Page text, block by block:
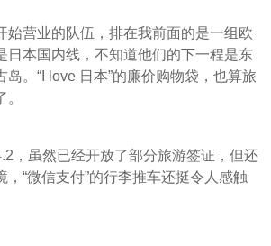
始营业的队伍，排在我前面的是一组欧
日本国内线，不知道他们的下一程是东
。“I love 日本”的廉价购物袋，也算旅
，虽然已经开放了部分旅游签证，但还
，“微信支付”的行李推车还挺令人感触